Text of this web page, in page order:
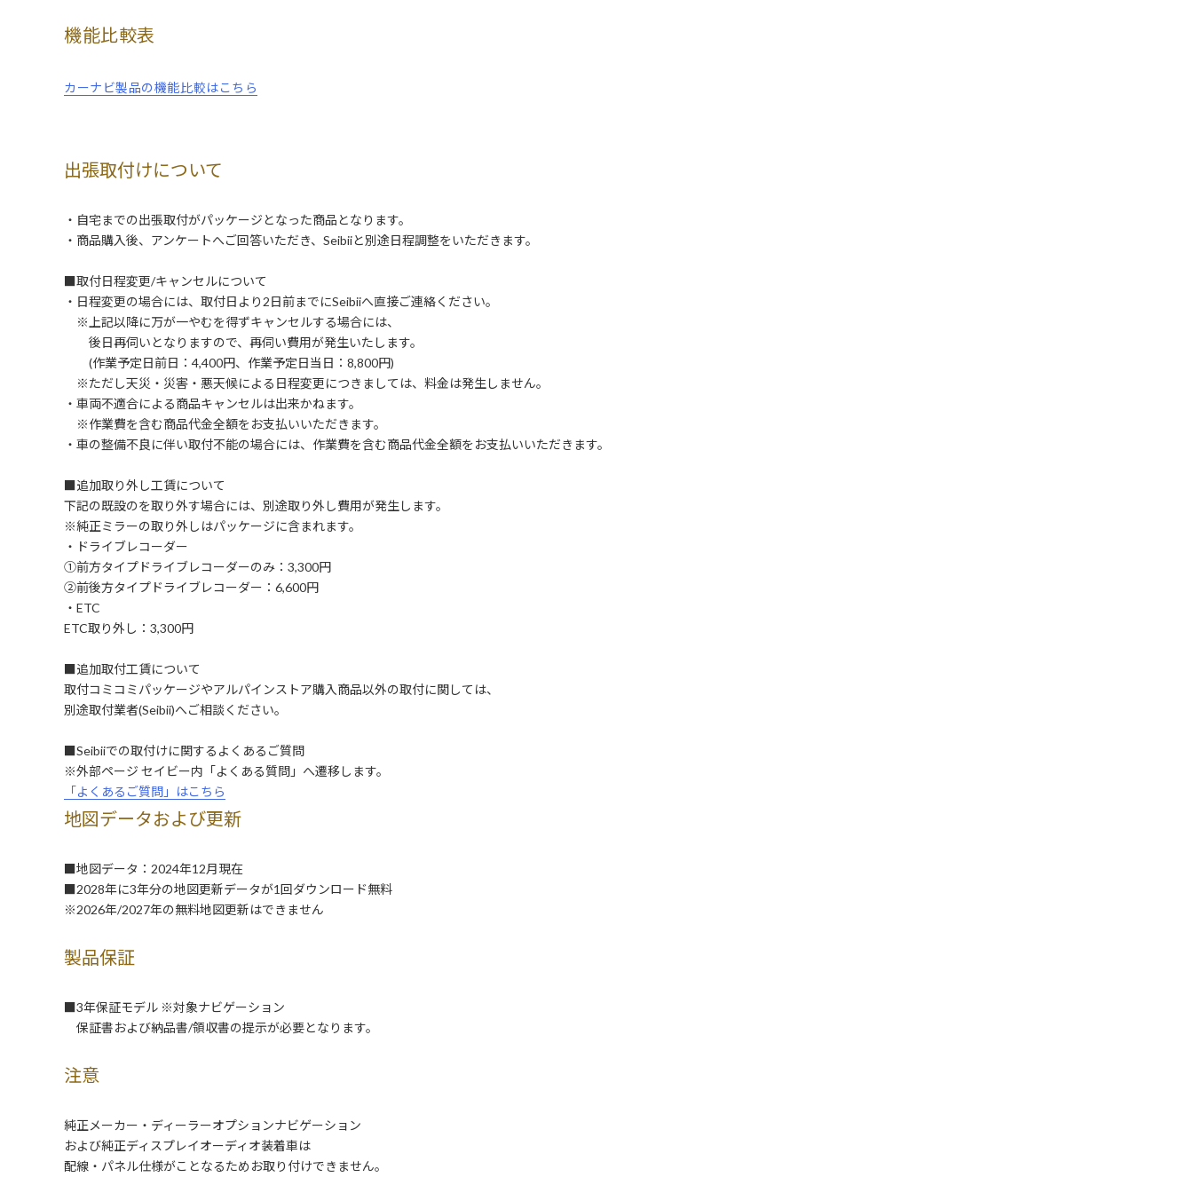
機能比較表
カーナビ製品の機能比較はこちら
出張取付けについて
・自宅までの出張取付がパッケージとなった商品となります。
・商品購入後、アンケートへご回答いただき、Seibiiと別途日程調整をいただきます。
■取付日程変更/キャンセルについて
・日程変更の場合には、取付日より2日前までにSeibiiへ直接ご連絡ください。
※上記以降に万が一やむを得ずキャンセルする場合には、
後日再伺いとなりますので、再伺い費用が発生いたします。
(作業予定日前日：4,400円、作業予定日当日：8,800円)
※ただし天災・災害・悪天候による日程変更につきましては、料金は発生しません。
・車両不適合による商品キャンセルは出来かねます。
※作業費を含む商品代金全額をお支払いいただきます。
・車の整備不良に伴い取付不能の場合には、作業費を含む商品代金全額をお支払いいただきます。
■追加取り外し工賃について
下記の既設のを取り外す場合には、別途取り外し費用が発生します。
※純正ミラーの取り外しはパッケージに含まれます。
・ドライブレコーダー
①前方タイプドライブレコーダーのみ：3,300円
②前後方タイプドライブレコーダー：6,600円
・ETC
ETC取り外し：3,300円
■追加取付工賃について
取付コミコミパッケージやアルパインストア購入商品以外の取付に関しては、
別途取付業者(Seibii)へご相談ください。
■Seibiiでの取付けに関するよくあるご質問
※外部ページ セイビー内「よくある質問」へ遷移します。
「よくあるご質問」はこちら
地図データおよび更新
■地図データ：2024年12月現在
■2028年に3年分の地図更新データが1回ダウンロード無料
※2026年/2027年の無料地図更新はできません
製品保証
■3年保証モデル ※対象ナビゲーション
保証書および納品書/領収書の提示が必要となります。
注意
純正メーカー・ディーラーオプションナビゲーション
および純正ディスプレイオーディオ装着車は
配線・パネル仕様がことなるためお取り付けできません。